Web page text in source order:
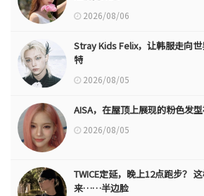
2026/08/06
Stray Kids Felix，让韩服走
特
2026/08/05
AISA，在屋顶上展现的粉色发
2026/08/05
TWICE定延，晚上12点跑步？
来……半边脸